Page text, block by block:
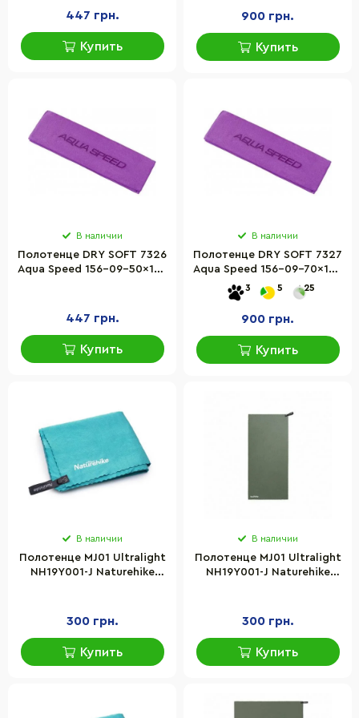
447 грн.
Купить
900 грн.
Купить
В наличии
Полотенце DRY SOFT 7326
Aqua Speed 156-09-50x100
447 грн.
Купить
В наличии
Полотенце DRY SOFT 7327
Aqua Speed 156-09-70x140
фиолетовый 70 x 140 см
3 5 25
900 грн.
Купить
В наличии
Полотенце MJ01 Ultralight
NH19Y001-J Naturehike
300 грн.
Купить
В наличии
Полотенце MJ01 Ultralight
NH19Y001-J Naturehike
300 грн.
Купить